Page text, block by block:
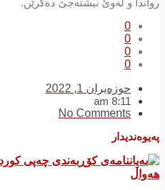
رواندا و لەوێ نیشتەجێ ده‌كرێن.
0
0
0
0
حوزه‌یران 1, 2022
8:11 am
No Comments
پەیوەندیدار
هەواڵ